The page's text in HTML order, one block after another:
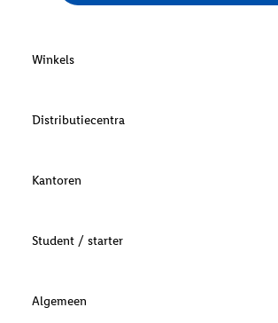
Winkels
Distributiecentra
Kantoren
Student / starter
Algemeen